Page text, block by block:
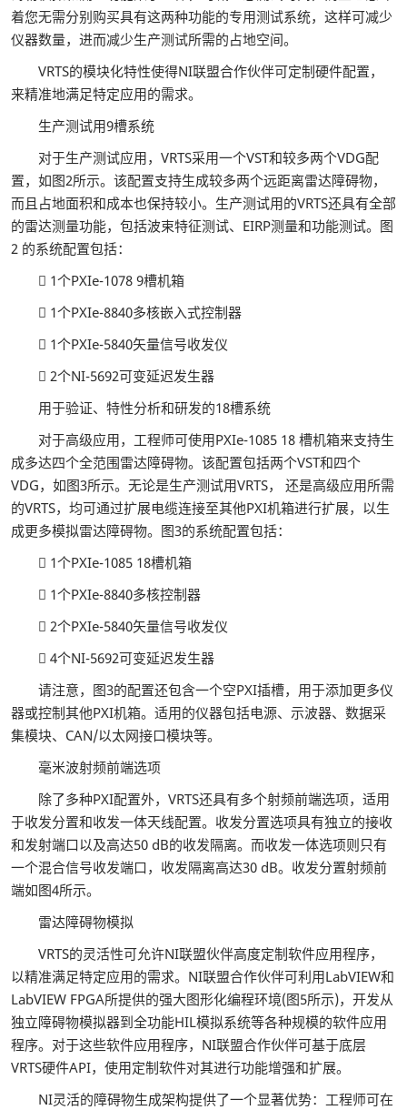
着您无需分别购买具有这两种功能的专用测试系统，这样可减少
仪器数量，进而减少生产测试所需的占地空间。
VRTS的模块化特性使得NI联盟合作伙伴可定制硬件配置，
来精准地满足特定应用的需求。
生产测试用9槽系统
对于生产测试应用，VRTS采用一个VST和较多两个VDG配
置，如图2所示。该配置支持生成较多两个远距离雷达障碍物，
而且占地面积和成本也保持较小。生产测试用的VRTS还具有全部
的雷达测量功能，包括波束特征测试、EIRP测量和功能测试。图
2 的系统配置包括：
 1个PXIe-1078 9槽机箱
 1个PXIe-8840多核嵌入式控制器
 1个PXIe-5840矢量信号收发仪
 2个NI-5692可变延迟发生器
用于验证、特性分析和研发的18槽系统
对于高级应用，工程师可使用PXIe-1085 18 槽机箱来支持生
成多达四个全范围雷达障碍物。该配置包括两个VST和四个
VDG，如图3所示。无论是生产测试用VRTS， 还是高级应用所需
的VRTS，均可通过扩展电缆连接至其他PXI机箱进行扩展，以生
成更多模拟雷达障碍物。图3的系统配置包括：
 1个PXIe-1085 18槽机箱
 1个PXIe-8840多核控制器
 2个PXIe-5840矢量信号收发仪
 4个NI-5692可变延迟发生器
请注意，图3的配置还包含一个空PXI插槽，用于添加更多仪
器或控制其他PXI机箱。适用的仪器包括电源、示波器、数据采
集模块、CAN/以太网接口模块等。
毫米波射频前端选项
除了多种PXI配置外，VRTS还具有多个射频前端选项，适用
于收发分置和收发一体天线配置。收发分置选项具有独立的接收
和发射端口以及高达50 dB的收发隔离。而收发一体选项则只有
一个混合信号收发端口，收发隔离高达30 dB。收发分置射频前
端如图4所示。
雷达障碍物模拟
VRTS的灵活性可允许NI联盟伙伴高度定制软件应用程序，
以精准满足特定应用的需求。NI联盟合作伙伴可利用LabVIEW和
LabVIEW FPGA所提供的强大图形化编程环境(图5所示)，开发从
独立障碍物模拟器到全功能HIL模拟系统等各种规模的软件应用
程序。对于这些软件应用程序，NI联盟合作伙伴可基于底层
VRTS硬件API，使用定制软件对其进行功能增强和扩展。
NI灵活的障碍物生成架构提供了一个显著优势：工程师可在